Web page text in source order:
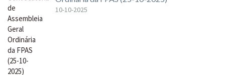
10-10-2025